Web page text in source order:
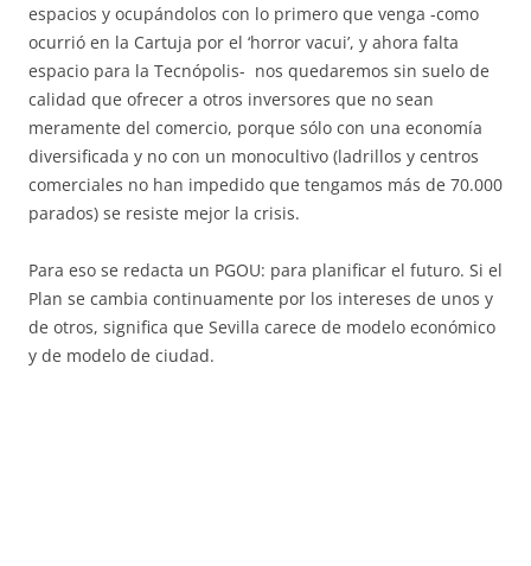
espacios y ocupándolos con lo primero que venga -como
ocurrió en la Cartuja por el ‘horror vacui’, y ahora falta
espacio para la Tecnópolis- nos quedaremos sin suelo de
calidad que ofrecer a otros inversores que no sean
meramente del comercio, porque sólo con una economía
diversificada y no con un monocultivo (ladrillos y centros
comerciales no han impedido que tengamos más de 70.000
parados) se resiste mejor la crisis.
Para eso se redacta un PGOU: para planificar el futuro. Si el
Plan se cambia continuamente por los intereses de unos y
de otros, significa que Sevilla carece de modelo económico
y de modelo de ciudad.